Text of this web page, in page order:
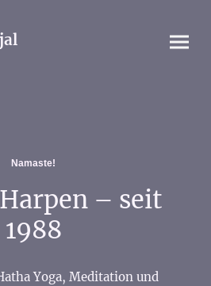
Namaste!
Harpen – seit
1988
Yoga, Meditation und